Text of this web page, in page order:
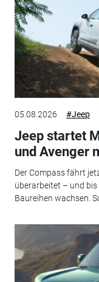
05.08.2026 #Jeep
Jeep startet
und Avenger
Der Compass fährt
überarbeitet – und
Baureihen wachsen.